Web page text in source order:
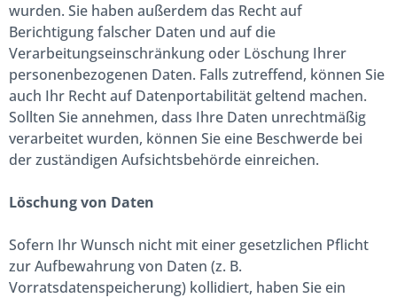
wurden. Sie haben außerdem das Recht auf
Berichtigung falscher Daten und auf die
Verarbeitungseinschränkung oder Löschung Ihrer
personenbezogenen Daten. Falls zutreffend, können Sie
auch Ihr Recht auf Datenportabilität geltend machen.
Sollten Sie annehmen, dass Ihre Daten unrechtmäßig
verarbeitet wurden, können Sie eine Beschwerde bei
der zuständigen Aufsichtsbehörde einreichen.
Löschung von Daten
Sofern Ihr Wunsch nicht mit einer gesetzlichen Pflicht
zur Aufbewahrung von Daten (z. B.
Vorratsdatenspeicherung) kollidiert, haben Sie ein